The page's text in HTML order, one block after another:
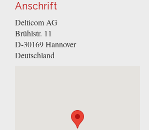
Anschrift
Delticom AG
Brühlstr. 11
D-30169Hannover
Deutschland